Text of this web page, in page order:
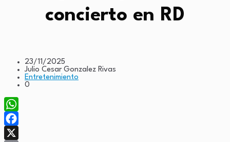
concierto en RD
23/11/2025
Julio Cesar Gonzalez Rivas
Entretenimiento
0
WhatsApp
Facebook